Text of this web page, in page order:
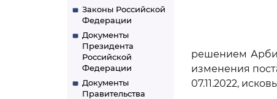
Законы Российской
Федерации
Документы
Президента
Российской
Федерации
Документы
Правительства
решением
изменения
07.11.2022,